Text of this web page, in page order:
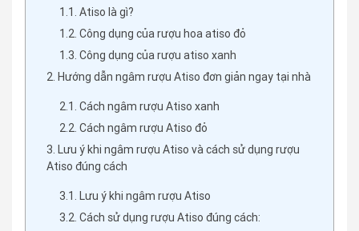
1.1. Atiso là gì?
1.2. Công dụng của rượu hoa atiso đỏ
1.3. Công dụng của rượu atiso xanh
2. Hướng dẫn ngâm rượu Atiso đơn giản ngay tại nhà
2.1. Cách ngâm rượu Atiso xanh
2.2. Cách ngâm rượu Atiso đỏ
3. Lưu ý khi ngâm rượu Atiso và cách sử dụng rượu
Atiso đúng cách
3.1. Lưu ý khi ngâm rượu Atiso
3.2. Cách sử dụng rượu Atiso đúng cách: